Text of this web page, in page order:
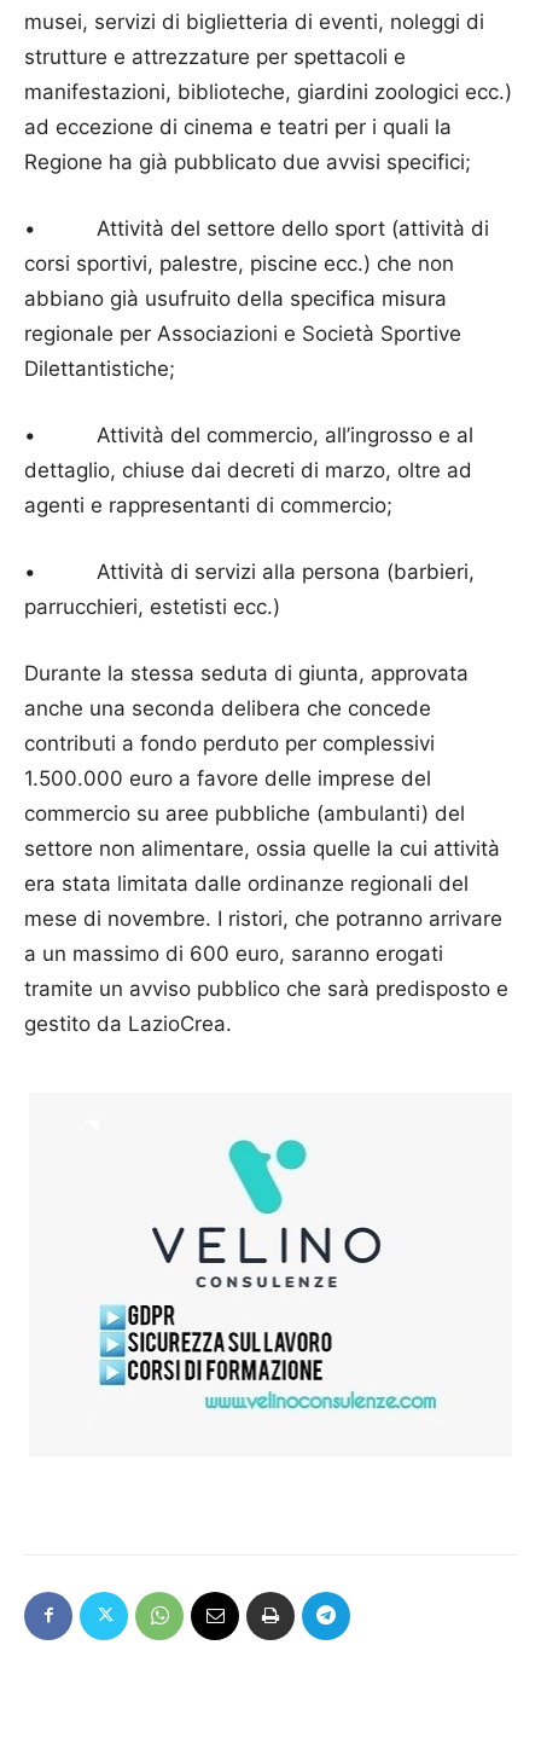
musei, servizi di biglietteria di eventi, noleggi di
strutture e attrezzature per spettacoli e
manifestazioni, biblioteche, giardini zoologici ecc.)
ad eccezione di cinema e teatri per i quali la
Regione ha già pubblicato due avvisi specifici;
• Attività del settore dello sport (attività di
corsi sportivi, palestre, piscine ecc.) che non
abbiano già usufruito della specifica misura
regionale per Associazioni e Società Sportive
Dilettantistiche;
• Attività del commercio, all’ingrosso e al
dettaglio, chiuse dai decreti di marzo, oltre ad
agenti e rappresentanti di commercio;
• Attività di servizi alla persona (barbieri,
parrucchieri, estetisti ecc.)
Durante la stessa seduta di giunta, approvata
anche una seconda delibera che concede
contributi a fondo perduto per complessivi
1.500.000 euro a favore delle imprese del
commercio su aree pubbliche (ambulanti) del
settore non alimentare, ossia quelle la cui attività
era stata limitata dalle ordinanze regionali del
mese di novembre. I ristori, che potranno arrivare
a un massimo di 600 euro, saranno erogati
tramite un avviso pubblico che sarà predisposto e
gestito da LazioCrea.